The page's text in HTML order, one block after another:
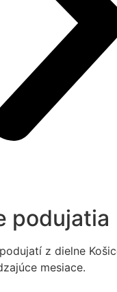
podujatia
z dielne
mesiace.